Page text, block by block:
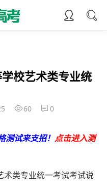
校艺术类专业统
60 0
测试来支招！ 点击进入测
类专业统一考试考试说